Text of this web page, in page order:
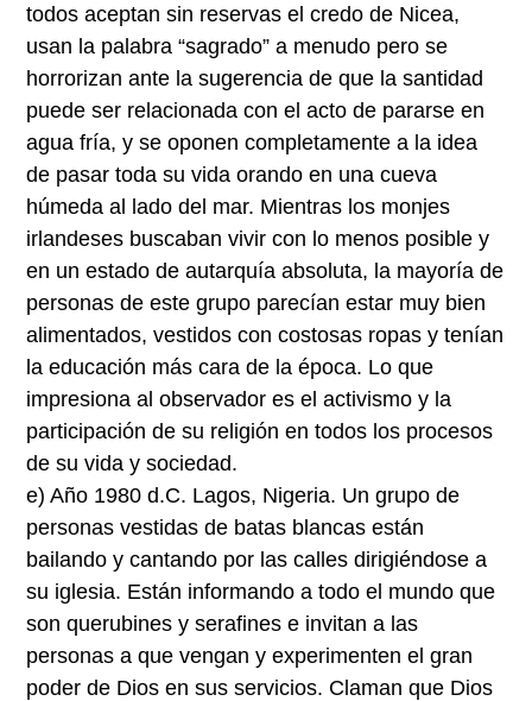
todos aceptan sin reservas el credo de Nicea,
usan la palabra “sagrado” a menudo pero se
horrorizan ante la sugerencia de que la santidad
puede ser relacionada con el acto de pararse en
agua fría, y se oponen completamente a la idea
de pasar toda su vida orando en una cueva
húmeda al lado del mar. Mientras los monjes
irlandeses buscaban vivir con lo menos posible y
en un estado de autarquía absoluta, la mayoría de
personas de este grupo parecían estar muy bien
alimentados, vestidos con costosas ropas y tenían
la educación más cara de la época. Lo que
impresiona al observador es el activismo y la
participación de su religión en todos los procesos
de su vida y sociedad.
e) Año 1980 d.C. Lagos, Nigeria. Un grupo de
personas vestidas de batas blancas están
bailando y cantando por las calles dirigiéndose a
su iglesia. Están informando a todo el mundo que
son querubines y serafines e invitan a las
personas a que vengan y experimenten el gran
poder de Dios en sus servicios. Claman que Dios